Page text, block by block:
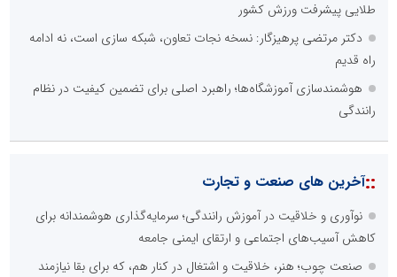
طلایی پیشرفت ورزش کشور
دکتر مرتضی پرهیزگار: نسخه نجات تعاون، شبکه سازی است، نه ادامه
راه قدیم
هوشمندسازی آموزشگاه‌ها؛ راهبرد اصلی برای تضمین کیفیت در نظام
رانندگی
::آخرین های صنعت و تجارت
نوآوری و خلاقیت در آموزش رانندگی؛ سرمایه‌گذاری هوشمندانه برای
کاهش آسیب‌های اجتماعی و ارتقای ایمنی جامعه
صنعت چوب؛ هنر، خلاقیت و اشتغال در کنار هم، که برای بقا نیازمند